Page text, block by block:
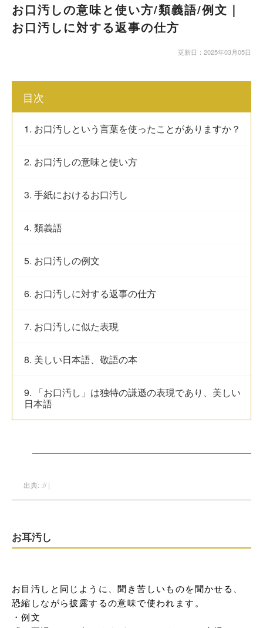
お口汚しの意味と使い方/類義語/例文｜
お口汚しに対する返事の仕方
更新日：2025年03月05日
目次
1. お口汚しという言葉を使ったことがありますか？
2. お口汚しの意味と使い方
3. 手紙におけるお口汚し
4. 類義語
5. お口汚しの例文
6. お口汚しに対する返事の仕方
7. お口汚しに似た表現
8. 美しい日本語、敬語の本
9. 「お口汚し」は独特の謙遜の表現であり、美しい
日本語
出典: :// |
お耳汚し
お目汚しと同じように、聞き苦しいものを聞かせる、
恐縮しながら披露するの意味で使われます。
・例文